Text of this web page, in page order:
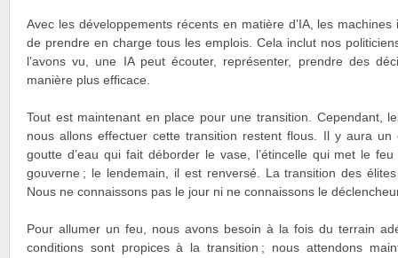
Avec les développements récents en matière d’IA, les
de prendre en charge tous les emplois. Cela inclut nos
l’avons vu, une IA peut écouter, représenter, prendre des
manière plus efficace.
Tout est maintenant en place pour une transition. Cependant,
nous allons effectuer cette transition restent flous. Il y aura un
goutte d’eau qui fait déborder le vase, l’étincelle qui met le
gouverne ; le lendemain, il est renversé. La transition des
Nous ne connaissons pas le jour ni ne connaissons le
Pour allumer un feu, nous avons besoin à la fois du terrain
conditions sont propices à la transition ; nous attendons